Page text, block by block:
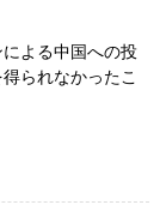
よる中国への投
られなかったこ